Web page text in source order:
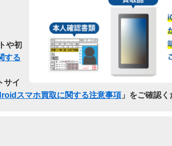
や初
する
サイ
スマホ買取に関する注意事項 」をご確認